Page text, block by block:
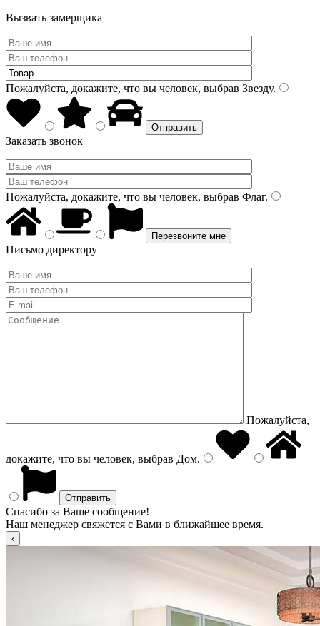
Вызвать замерщика
Пожалуйста, докажите, что вы человек, выбрав Звезду.
Заказать звонок
Пожалуйста, докажите, что вы человек, выбрав Флаг.
Письмо директору
Пожалуйста,
докажите, что вы человек, выбрав Дом.
Спасибо за Ваше сообщение!
Наш менеджер свяжется с Вами в ближайшее время.